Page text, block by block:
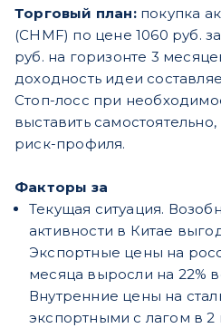
Торговый план: покупка
(CHMF) по цене 1060 руб.
руб. на горизонте 3
доходность идеи
Стоп-лосс при
выставить
риск-профиля.
Факторы за
Текущая ситуация.
активности в Китае
Экспортные цены на
месяца выросли на 22%
Внутренние цены на
экспортными с лагом в